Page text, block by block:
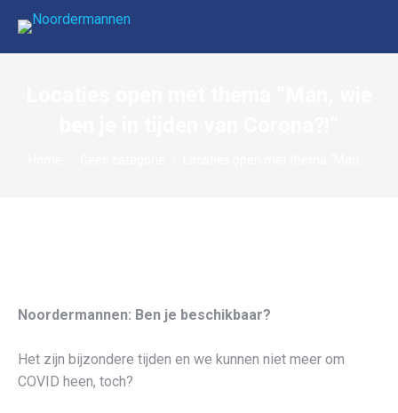
Noordermannen: Ben je beschikbaar?
Het zijn bijzondere tijden en we kunnen niet meer om
COVID heen, toch?